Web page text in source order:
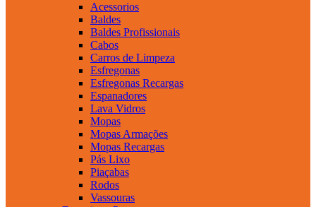
Acessorios
Baldes
Baldes Profissionais
Cabos
Carros de Limpeza
Esfregonas
Esfregonas Recargas
Espanadores
Lava Vidros
Mopas
Mopas Armações
Mopas Recargas
Pás Lixo
Piaçabas
Rodos
Vassouras